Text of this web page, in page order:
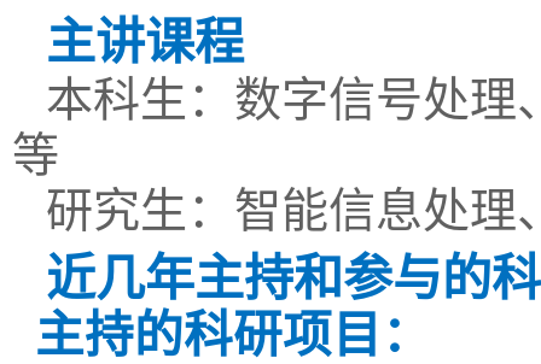
主讲课程
本科生：数字信号处理
等
研究生：智能信息处理
近几年主持和参与的
主持的科研项目：